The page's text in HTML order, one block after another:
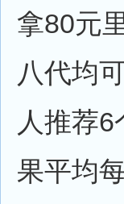
拿80元
八代均
人推荐
果平均